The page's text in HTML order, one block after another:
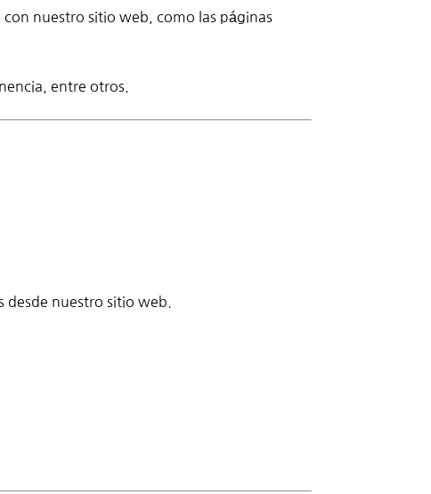
nuestro sitio web, como las páginas
entre otros.
nuestro sitio web.